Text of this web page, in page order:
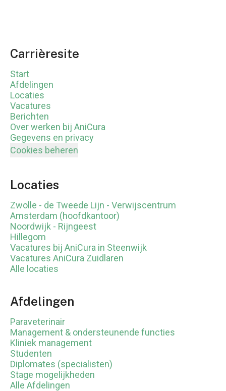
Carrièresite
Start
Afdelingen
Locaties
Vacatures
Berichten
Over werken bij AniCura
Gegevens en privacy
Cookies beheren
Locaties
Zwolle - de Tweede Lijn - Verwijscentrum
Amsterdam (hoofdkantoor)
Noordwijk - Rijngeest
Hillegom
Vacatures bij AniCura in Steenwijk
Vacatures AniCura Zuidlaren
Alle locaties
Afdelingen
Paraveterinair
Management & ondersteunende functies
Kliniek management
Studenten
Diplomates (specialisten)
Stage mogelijkheden
Alle Afdelingen